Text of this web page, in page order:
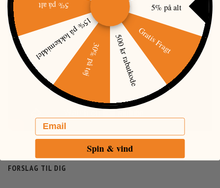
FORSLAG TIL DIG
5% på alt
Gratis Fragt
500 kr rabatkode
30% på tøj
15% på lokkemiddel
5% på alt
Email
Spin & vind